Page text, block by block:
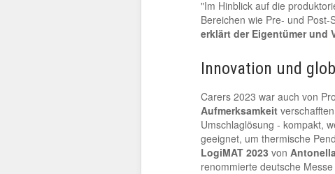
"Im Hinblick auf die
Bereichen wie Pre- und
erklärt der Eigentümer und
Innovation und
Carers 2023 war auch von
Aufmerksamkeit
Umschlaglösung - kompakt,
geeignet, um thermische
LogiMAT 2023 von Antonella
renommierte deutsche